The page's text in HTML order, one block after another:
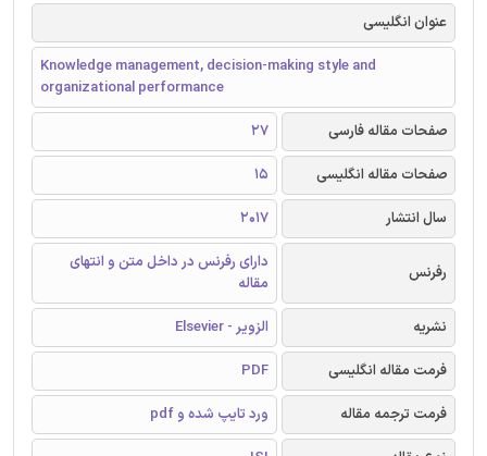
عنوان انگلیسی
Knowledge management, decision-making style and
organizational performance
صفحات مقاله فارسی
27
صفحات مقاله انگلیسی
15
سال انتشار
2017
رفرنس
دارای رفرنس در داخل متن و انتهای
مقاله
نشریه
الزویر - Elsevier
فرمت مقاله انگلیسی
PDF
فرمت ترجمه مقاله
ورد تایپ شده و pdf